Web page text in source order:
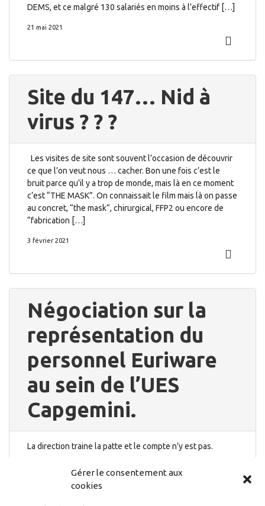
Gérer le consentement aux
cookies
DEMS, et ce malgré 130 salariés en moins à l’effectif […]
21 mai 2021
Site du 147… Nid à
virus ? ? ?
Les visites de site sont souvent l’occasion de découvrir
ce que l’on veut nous … cacher. Bon une fois c’est le
bruit parce qu’il y a trop de monde, mais là en ce moment
c’est “THE MASK”. On connaissait le film mais là on passe
au concret, “the mask“, chirurgical, FFP2 ou encore de
“fabrication […]
3 février 2021
Négociation sur la
représentation du
personnel Euriware
au sein de l’UES
Capgemini.
La direction traine la patte et le compte n’y est pas.